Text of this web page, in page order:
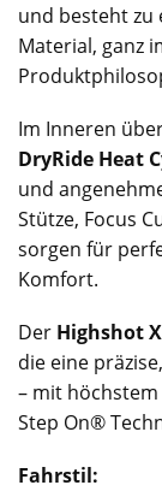
und besteht zu
Material, ganz
Im Inneren
DryRide Heat
und
Stütze, Focus
sorgen für
Komfort.
Der Highshot
die eine
– mit
Step On®
Fahrstil: